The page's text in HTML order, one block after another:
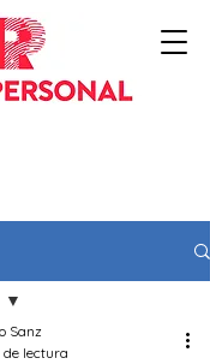
Sanz
lectura